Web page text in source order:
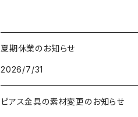
夏期休業のお知らせ
2026/7/31
ピアス金具の素材変更のお知らせ